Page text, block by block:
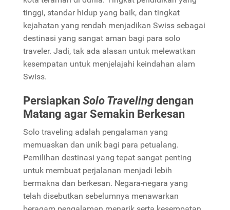
tinggi, standar hidup yang baik, dan tingkat
kejahatan yang rendah menjadikan Swiss sebagai
destinasi yang sangat aman bagi para solo
traveler. Jadi, tak ada alasan untuk melewatkan
kesempatan untuk menjelajahi keindahan alam
Swiss.
PersiapkanSolo Travelingdengan
Matang agar Semakin Berkesan
Solo traveling adalah pengalaman yang
memuaskan dan unik bagi para petualang.
Pemilihan destinasi yang tepat sangat penting
untuk membuat perjalanan menjadi lebih
bermakna dan berkesan. Negara-negara yang
telah disebutkan sebelumnya menawarkan